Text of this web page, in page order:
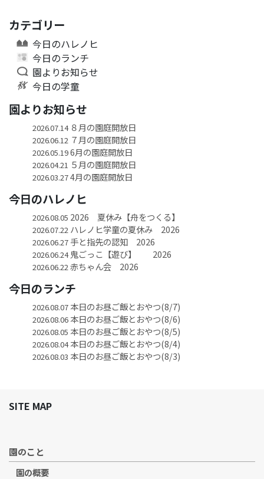
カテゴリー
今日のハレノヒ
今日のランチ
園よりお知らせ
今日の学童
園よりお知らせ
2026.07.14８月の園庭開放日
2026.06.12 ７月の園庭開放日
2026.05.196月の園庭開放日
2026.04.21 ５月の園庭開放日
2026.03.274月の園庭開放日
今日のハレノヒ
2026.08.05 2026 夏休み【舟をつくる】
2026.07.22 ハレノヒ学童の夏休み 2026
2026.06.27手と指先の認知 2026
2026.06.24鬼ごっこ【遊び】 2026
2026.06.22 赤ちゃん会 2026
今日のランチ
2026.08.07本日のお昼ご飯とおやつ(8/7)
2026.08.06本日のお昼ご飯とおやつ(8/6)
2026.08.05 本日のお昼ご飯とおやつ(8/5)
2026.08.04本日のお昼ご飯とおやつ(8/4)
2026.08.03 本日のお昼ご飯とおやつ(8/3)
SITE MAP
園のこと
園の概要